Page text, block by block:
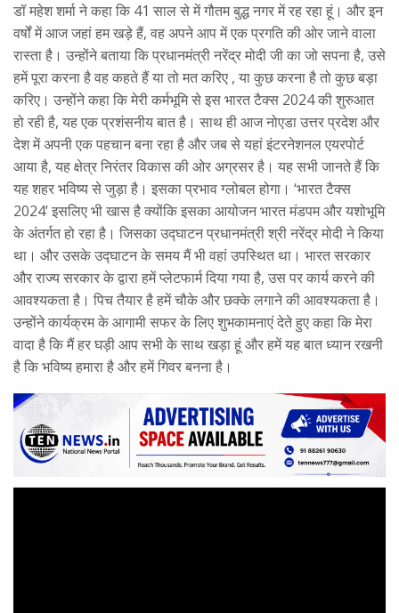
डॉ महेश शर्मा ने कहा कि 41 साल से में गौतम बुद्ध नगर में रह रहा हूं। और इन
वर्षों में आज जहां हम खड़े हैं, वह अपने आप में एक प्रगति की ओर जाने वाला
रास्ता है। उन्होंने बताया कि प्रधानमंत्री नरेंद्र मोदी जी का जो सपना है, उसे
हमें पूरा करना है वह कहते हैं या तो मत करिए , या कुछ करना है तो कुछ बड़ा
करिए। उन्होंने कहा कि मेरी कर्मभूमि से इस भारत टैक्स 2024 की शुरुआत
हो रही है, यह एक प्रशंसनीय बात है। साथ ही आज नोएडा उत्तर प्रदेश और
देश में अपनी एक पहचान बना रहा है और जब से यहां इंटरनेशनल एयरपोर्ट
आया है, यह क्षेत्र निरंतर विकास की ओर अग्रसर है। यह सभी जानते हैं कि
यह शहर भविष्य से जुड़ा है। इसका प्रभाव ग्लोबल होगा। ‘भारत टैक्स
2024’ इसलिए भी खास है क्योंकि इसका आयोजन भारत मंडपम और यशोभूमि
के अंतर्गत हो रहा है। जिसका उद्घाटन प्रधानमंत्री श्री नरेंद्र मोदी ने किया
था। और उसके उद्घाटन के समय मैं भी वहां उपस्थित था। भारत सरकार
और राज्य सरकार के द्वारा हमें प्लेटफार्म दिया गया है, उस पर कार्य करने की
आवश्यकता है। पिच तैयार है हमें चौके और छक्के लगाने की आवश्यकता है।
उन्होंने कार्यक्रम के आगामी सफर के लिए शुभकामनाएं देते हुए कहा कि मेरा
वादा है कि मैं हर घड़ी आप सभी के साथ खड़ा हूं और हमें यह बात ध्यान रखनी
है कि भविष्य हमारा है और हमें गिवर बनना है।